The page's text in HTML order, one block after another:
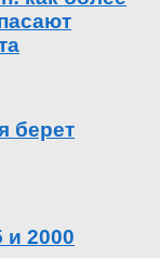
берет
и 2000